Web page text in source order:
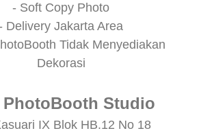
- Soft Copy Photo
Delivery Jakarta Area
Tidak Menyediakan
Dekorasi
PhotoBooth Studio
IX Blok HB.12 No 18